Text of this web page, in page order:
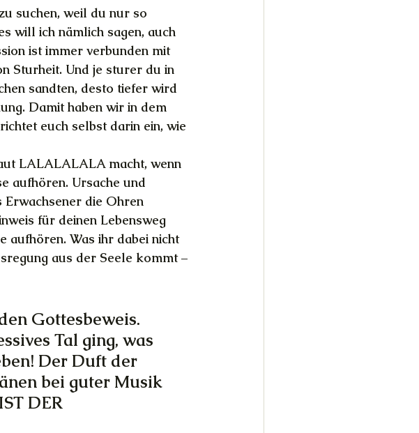
suchen, weil du nur so
will ich nämlich sagen, auch
ist immer verbunden mit
Sturheit. Und je sturer du in
sandten, desto tiefer wird
Damit haben wir in dem
euch selbst darin ein, wie
LALALALALA macht, wenn
aufhören. Ursache und
die Ohren
für deinen Lebensweg
aufhören. Was ihr dabei nicht
aus der Seele kommt –
Gottesbeweis.
Tal ging, was
Der Duft der
bei guter Musik
DER